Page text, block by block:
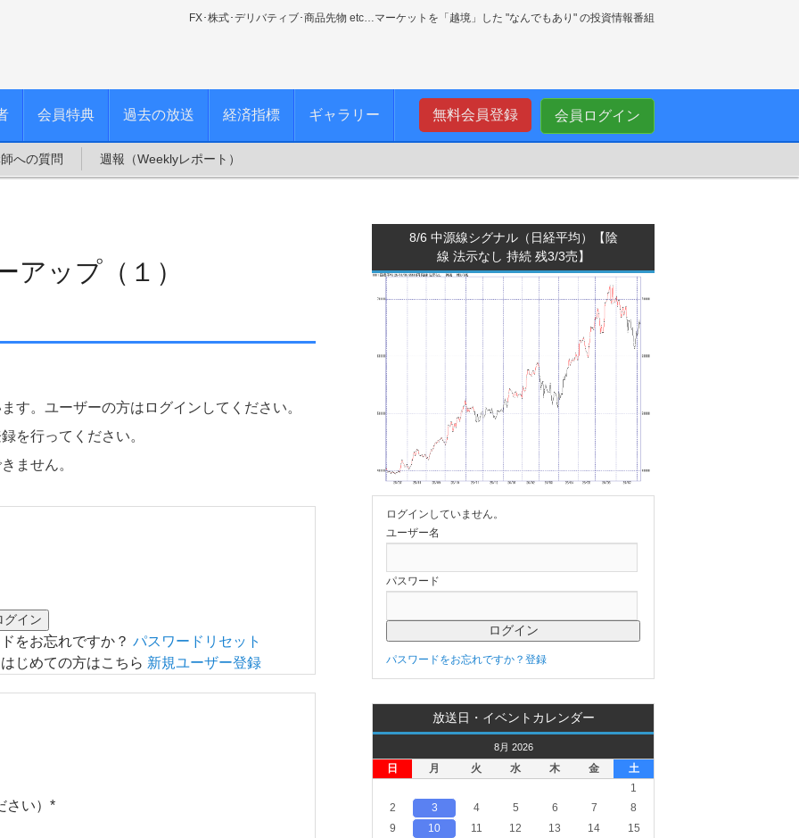
FX･株式･デリバティブ･商品先物 etc…マーケットを「越境」した "なんでもあり" の投資情報番組
会員ログイン
無料会員登録
会員特典 過去の放送 経済指標 ギャラリー
への質問 週報（Weeklyレポート）
アップ（１）
す。ユーザーの方はログインしてください。
を行ってください。
ません。
をお忘れですか？ パスワードリセット
はじめての方はこちら 新規ユーザー登録
い） *
8/6 中源線シグナル（日経平均）【陰
線 法示なし 持続 残3/3売】
ログインしていません。
ユーザー名
パスワード
パスワードをお忘れですか？ 登録
放送日・イベントカレンダー
8月 2026
日 月 火 水 木 金 土
1
2
3 4 5 6 7
8
9
10 11 12 13 14
15